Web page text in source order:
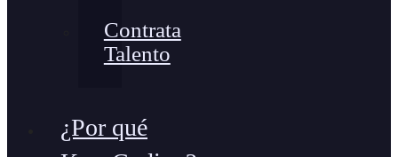
Contrata
Talento
¿Por qué